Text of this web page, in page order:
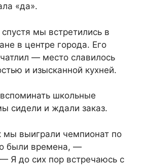
«да».
мы встретились в
в центре города. Его
— место славилось
и изысканной кухней.
школьные
сидели и ждали заказ.
выиграли чемпионат по
были времена, —
Я до сих пор встречаюсь с